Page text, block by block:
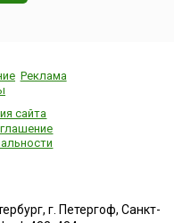
Реклама
сайта
г. Петергоф, Санкт-